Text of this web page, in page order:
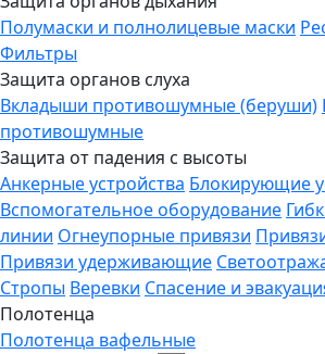
Полумаски и полнолицевые маски
Фильтры
Защита органов слуха
Вкладыши противошумные (беруши)
противошумные
Защита от падения с высоты
Анкерные устройства Блокирующие
Вспомогательное оборудование
линии Огнеупорные привязи
Привязи удерживающие
Стропы Веревки Спасение и
Полотенца
Полотенца вафельные